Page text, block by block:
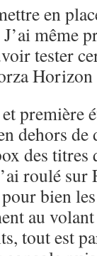
en
même
tester
première
dehors
des
roulé
bien
au
tout est